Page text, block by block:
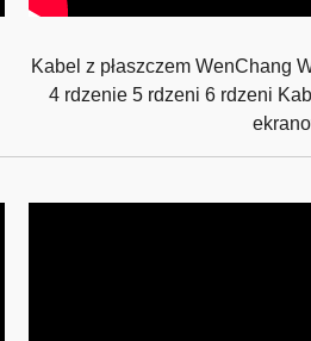
Kabel z płaszczem WenChang
4 rdzenie 5 rdzeni 6 rdzeni